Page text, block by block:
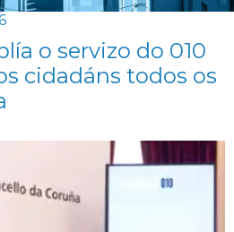
o servizo do 010
cidadáns todos os